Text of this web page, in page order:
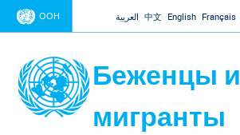
Jump to navigation
ООН العربية 中文 English Français
Беженцы и
мигранты